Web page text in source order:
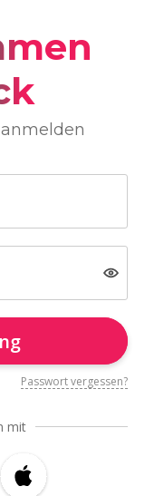
Passwort vergessen?
mit